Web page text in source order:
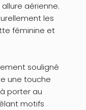
aérienne.
les
féminine et
souligné
une touche
porter au
motifs